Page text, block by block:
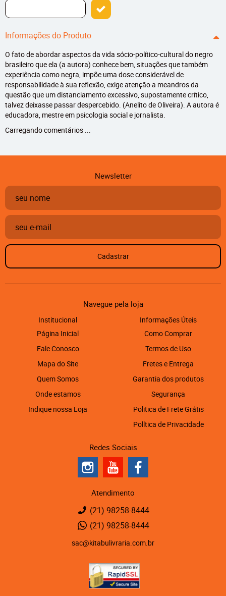
Informações do Produto
O fato de abordar aspectos da vida sócio-político-cultural do negro
brasileiro que ela (a autora) conhece bem, situações que também
experiência como negra, impõe uma dose considerável de
responsabilidade à sua reflexão, exige atenção a meandros da
questão que um distanciamento excessivo, supostamente crítico,
talvez deixasse passar despercebido. (Anelito de Oliveira). A autora é
educadora, mestre em psicologia social e jornalista.
Carregando comentários ...
Newsletter
Cadastrar
Navegue pela loja
Institucional
Página Inicial
Fale Conosco
Mapa do Site
Quem Somos
Onde estamos
Indique nossa Loja
Informações Úteis
Como Comprar
Termos de Uso
Fretes e Entrega
Garantia dos produtos
Segurança
Politica de Frete Grátis
Política de Privacidade
Redes Sociais
Atendimento
(21) 98258-8444
(21) 98258-8444
sac@kitabulivraria.com.br